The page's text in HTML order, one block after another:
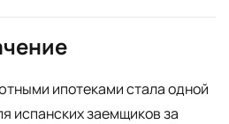
ипотеками стала одной
испанских заемщиков за